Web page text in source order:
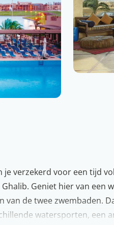
je verzekerd voor een tijd
Geniet hier van een
van de twee zwembaden.
watersporten, een